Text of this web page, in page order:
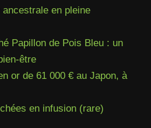
en pleine
Papillon de Pois Bleu : un
être
or de 61 000 € au Japon, à
en infusion (rare)